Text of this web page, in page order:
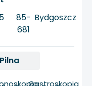
85-
681
Bydgoszcz
Pilna
Gastroskopia